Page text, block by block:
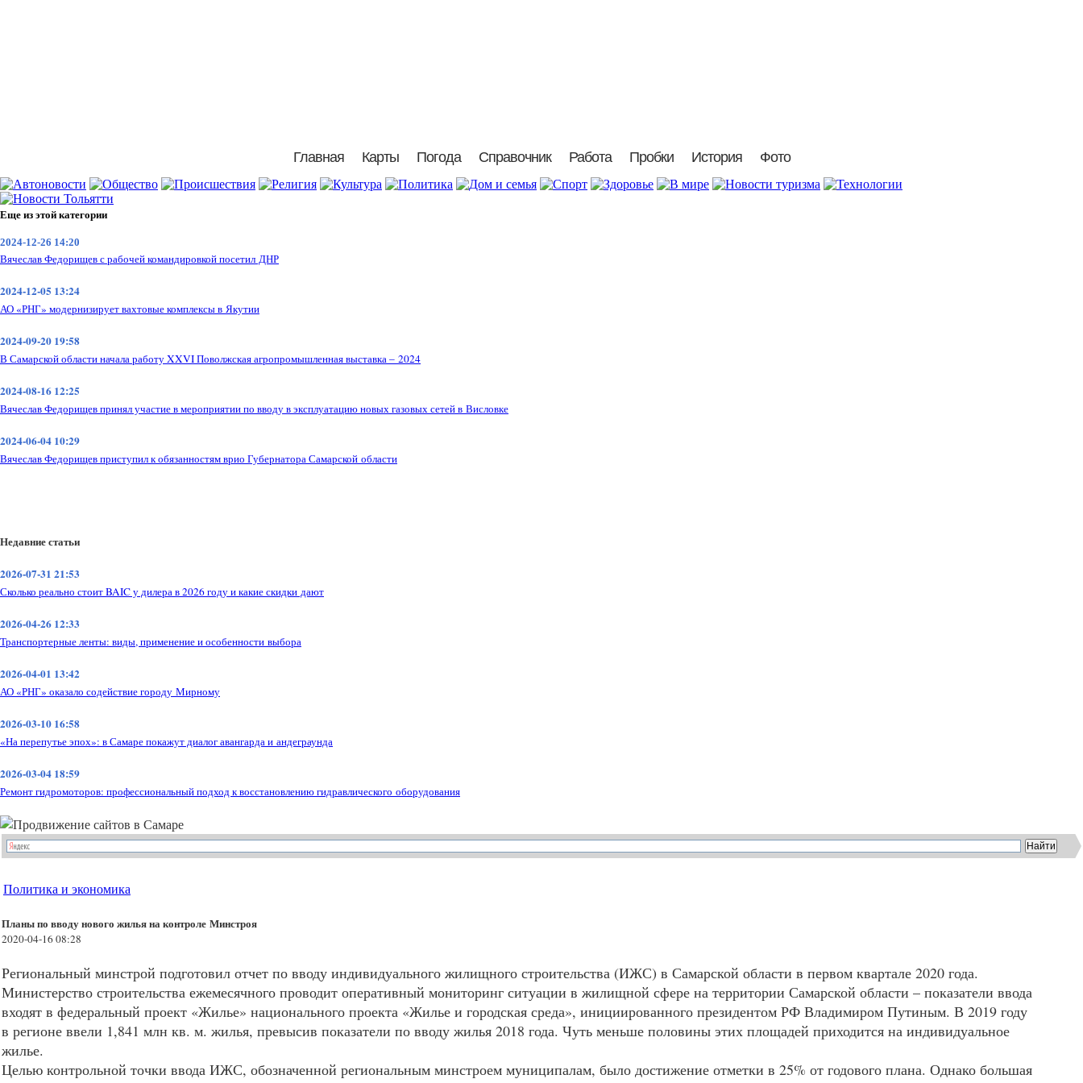
Главная Карты Погода Справочник Работа Пробки История Фото
Еще из этой категории
2024-12-26 14:20
Вячеслав Федорищев с рабочей командировкой посетил ДНР
2024-12-05 13:24
АО «РНГ» модернизирует вахтовые комплексы в Якутии
2024-09-20 19:58
В Самарской области начала работу XXVI Поволжская агропромышленная выставка – 2024
2024-08-16 12:25
Вячеслав Федорищев принял участие в мероприятии по вводу в эксплуатацию новых газовых сетей в Висловке
2024-06-04 10:29
Вячеслав Федорищев приступил к обязанностям врио Губернатора Самарской области
Недавние статьи
2026-07-31 21:53
Сколько реально стоит BAIC у дилера в 2026 году и какие скидки дают
2026-04-26 12:33
Транспортерные ленты: виды, применение и особенности выбора
2026-04-01 13:42
АО «РНГ» оказало содействие городу Мирному
2026-03-10 16:58
«На перепутье эпох»: в Самаре покажут диалог авангарда и андеграунда
2026-03-04 18:59
Ремонт гидромоторов: профессиональный подход к восстановлению гидравлического оборудования
Политика и экономика
Планы по вводу нового жилья на контроле Минстроя
2020-04-16 08:28
Региональный минстрой подготовил отчет по вводу индивидуального жилищного строительства (ИЖС) в Самарской области в первом квартале 2020 года.
Министерство строительства ежемесячного проводит оперативный мониторинг ситуации в жилищной сфере на территории Самарской области – показатели ввода
входят в федеральный проект «Жилье» национального проекта «Жилье и городская среда», инициированного президентом РФ Владимиром Путиным. В 2019 году
в регионе ввели 1,841 млн кв. м. жилья, превысив показатели по вводу жилья 2018 года. Чуть меньше половины этих площадей приходится на индивидуальное
жилье.
Целью контрольной точки ввода ИЖС, обозначенной региональным минстроем муниципалам, было достижение отметки в 25% от годового плана. Однако большая